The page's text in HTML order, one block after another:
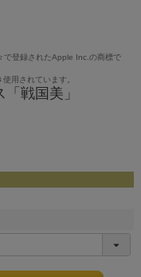
登録されたApple Inc.の商標で
用されています。
戦国美」